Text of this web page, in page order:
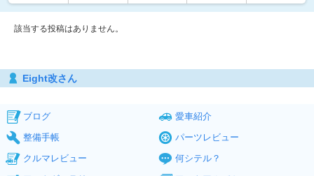
該当する投稿はありません。
Eight改さん
ブログ
愛車紹介
整備手帳
パーツレビュー
クルマレビュー
何シテル？